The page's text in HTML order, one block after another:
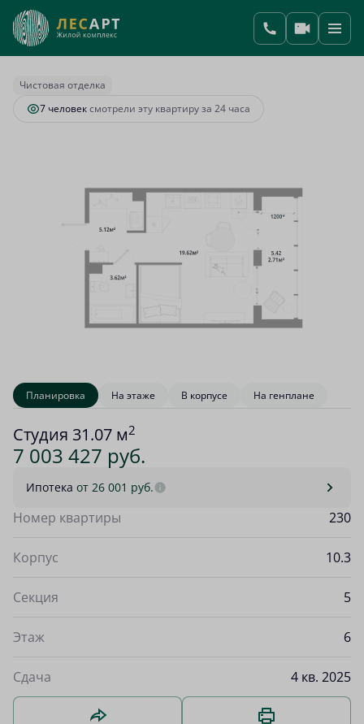
Студия31.07 м2
7 003 427 руб.
Ипотека от 26 001 руб.
Чистовая отделка
7 человексмотрели эту квартиру за 24 часа
Планировка На этаже В корпусе На генплане
Студия 31.07 м2
7 003 427 руб.
Ипотека от 26 001 руб.
Номер квартиры 230
Корпус 10.3
Секция 5
Этаж 6
Сдача 4 кв. 2025